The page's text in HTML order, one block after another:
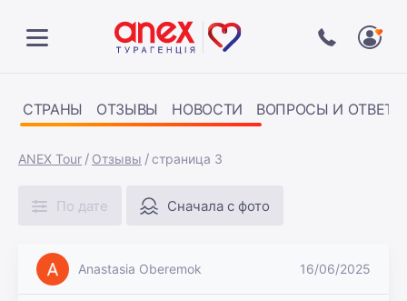
СТРАНЫ ОТЗЫВЫ НОВОСТИ ВОПРОСЫ И ОТВЕТЫ
ANEX Tour Отзывы страница 3
По дате Сначала с фото
Anastasia Oberemok 16/06/2025